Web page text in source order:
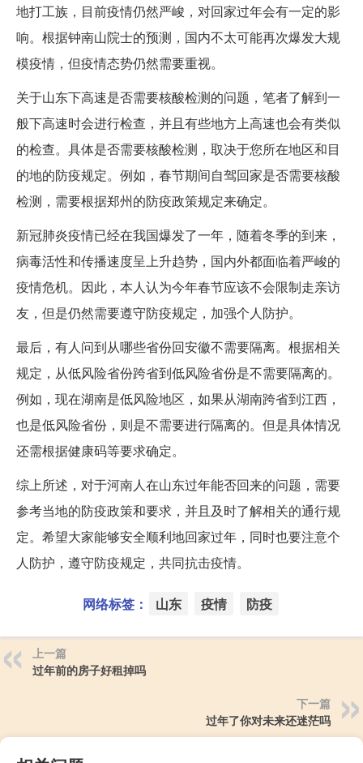
地打工族，目前疫情仍然严峻，对回家过年会有一定的影
响。根据钟南山院士的预测，国内不太可能再次爆发大规
模疫情，但疫情态势仍然需要重视。
关于山东下高速是否需要核酸检测的问题，笔者了解到一
般下高速时会进行检查，并且有些地方上高速也会有类似
的检查。具体是否需要核酸检测，取决于您所在地区和目
的地的防疫规定。例如，春节期间自驾回家是否需要核酸
检测，需要根据郑州的防疫政策规定来确定。
新冠肺炎疫情已经在我国爆发了一年，随着冬季的到来，
病毒活性和传播速度呈上升趋势，国内外都面临着严峻的
疫情危机。因此，本人认为今年春节应该不会限制走亲访
友，但是仍然需要遵守防疫规定，加强个人防护。
最后，有人问到从哪些省份回安徽不需要隔离。根据相关
规定，从低风险省份跨省到低风险省份是不需要隔离的。
例如，现在湖南是低风险地区，如果从湖南跨省到江西，
也是低风险省份，则是不需要进行隔离的。但是具体情况
还需根据健康码等要求确定。
综上所述，对于河南人在山东过年能否回来的问题，需要
参考当地的防疫政策和要求，并且及时了解相关的通行规
定。希望大家能够安全顺利地回家过年，同时也要注意个
人防护，遵守防疫规定，共同抗击疫情。
网络标签： 山东 疫情 防疫
上一篇
过年前的房子好租掉吗
下一篇
过年了你对未来还迷茫吗